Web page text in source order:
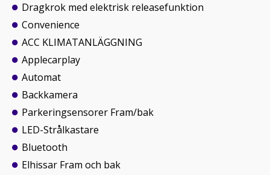
Dragkrok med elektrisk releasefunktion
Convenience
ACC KLIMATANLÄGGNING
Applecarplay
Automat
Backkamera
Parkeringsensorer Fram/bak
LED-Strålkastare
Bluetooth
Elhissar Fram och bak